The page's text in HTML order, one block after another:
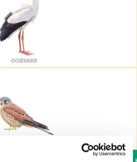
OOIEVAAR